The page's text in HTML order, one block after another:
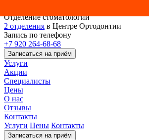
Отделение стоматологии
2 отделения в Центре Ортодонтии
Запись по телефону
+7 920 264-68-68
Записаться на приём
Услуги
Акции
Специалисты
Цены
О нас
Отзывы
Контакты
Услуги Цены Контакты
Записаться на приём